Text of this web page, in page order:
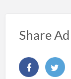
Share Ad